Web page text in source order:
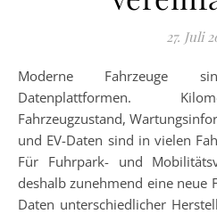
27. Juli
Moderne Fahrzeuge sind längst vernetzte
Datenplattformen.
Fahrzeugzustand,
und EV-Daten sind in vielen
Für Fuhrpark- und
deshalb zunehmend eine neue
Daten unterschiedlicher